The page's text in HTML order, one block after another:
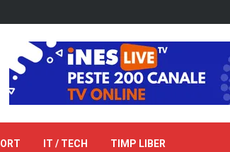
IT / TECH TIMP LIBER